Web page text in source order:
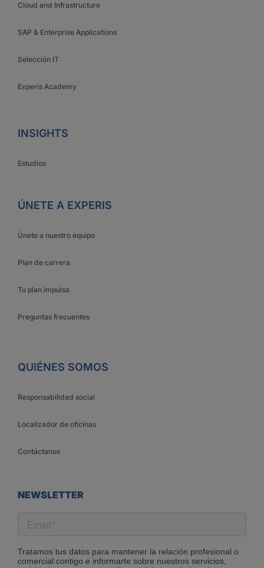
Cloud and Infrastructure
SAP & Enterprise Applications
Selección IT
Experis Academy
INSIGHTS
Estudios
ÚNETE A EXPERIS
Únete a nuestro equipo
Plan de carrera
Tu plan impulsa
Preguntas frecuentes
QUIÉNES SOMOS
Responsabilidad social
Localizador de oficinas
Contáctanos
NEWSLETTER